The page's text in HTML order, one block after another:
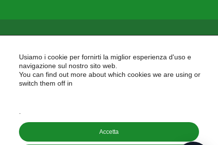
PAIDEA
Usiamo i cookie per fornirti la miglior esperienza d'uso e
navigazione sul nostro sito web.
You can find out more about which cookies we are using or
switch them off in
Accetta